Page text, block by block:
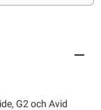
G2 och Avid